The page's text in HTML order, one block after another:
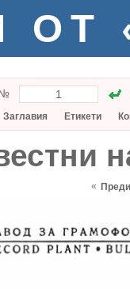
ОТ
Заглавия Етикети
«